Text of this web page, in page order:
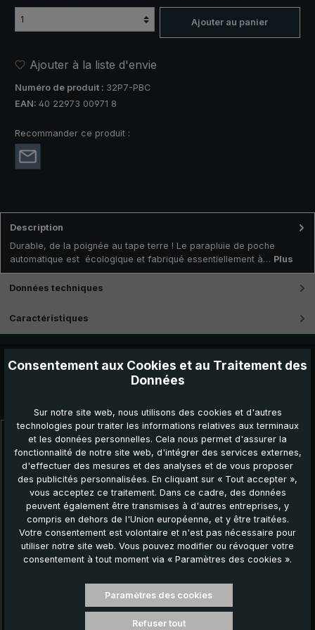
Ajouter au panier
Ajouter à la liste d'envie
Numéro de produit : 32P7-PBC
EAN: 40 22973 00971 8
Recommander ce produit :
Description
Durable, de la poignée au tape terre ! Le parapluie de poche
automatique est écologique et fabriqué essentiellement à… Plus
Données techniques
Caractéristiques
Ignorer la galerie de produits
Parapluie de trekking light trek ECO, anthracite,
parapluie de poche, poignée en bois,
Consentement aux Cookies et au Traitement des
Données
Sur notre site web, nous utilisons des cookies et d'autres
technologies pour traiter les informations relatives aux terminaux
et les données personnelles. Cela nous permet d'assurer la
fonctionnalité de notre site web, d'intégrer des services externes,
d'effectuer des mesures et des analyses et de vous proposer
des publicités personnalisées. En cliquant sur « Tout accepter »,
vous acceptez ce traitement. Dans ce cadre, des données
peuvent également être transmises à d'autres entreprises, y
compris en dehors de l'Union européenne, et y être traitées.
Votre consentement est volontaire et n'est pas nécessaire pour
utiliser notre site web. Vous pouvez modifier ou révoquer votre
consentement à tout moment via « Paramètres des cookies ».
Paramètres des cookies
Refuser tout